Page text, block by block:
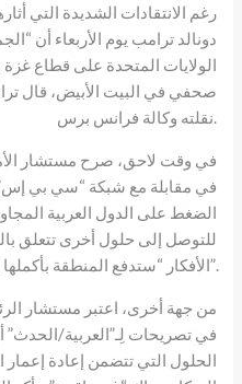
رغم الانتقادات الشديدة التي
دونالد ترامب يوم الأربعاء أن
الولايات المتحدة على قطاع
صحفي في البيت الأبيض، قال
نقلته وكالة فرانس برس.
في وقت لاحق، صرح مستشار
في مقابلة مع شبكة “سي بي
الضغط على الدول العربية
للتوصل إلى حلول أخرى تتعلق
الأفكار “ستدفع المنطقة بأكملها إلى تقديم حلولها الخاصة”.
من جهة أخرى، اعتبر مستشار
في تصريحات لِـ”العربية/الحدث”
الحلول التي تتضمن إعادة